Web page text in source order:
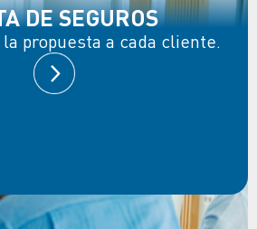
DE SEGUROS
propuesta a cada cliente.